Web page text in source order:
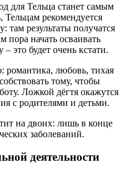
для Тельца станет самым
рекомендуется
там результаты получатся
пора начать осваивать
– это будет очень кстати.
романтика, любовь, тихая
тому, чтобы
Ложкой дёгтя окажутся
с родителями и детьми.
на двоих: лишь в конце
заболеваний.
деятельности